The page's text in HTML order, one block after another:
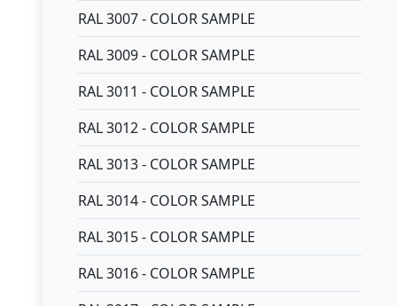
RAL 3007 - COLOR SAMPLE
RAL 3009 - COLOR SAMPLE
RAL 3011 - COLOR SAMPLE
RAL 3012 - COLOR SAMPLE
RAL 3013 - COLOR SAMPLE
RAL 3014 - COLOR SAMPLE
RAL 3015 - COLOR SAMPLE
RAL 3016 - COLOR SAMPLE